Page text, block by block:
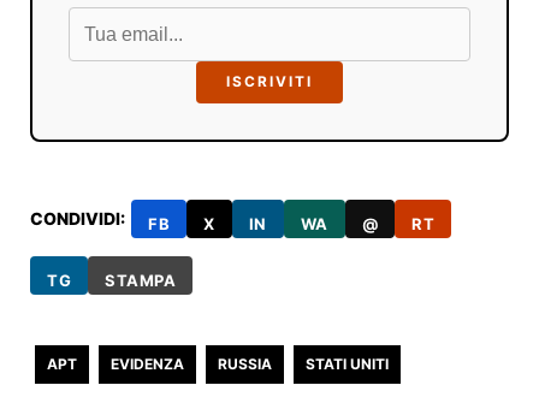
ISCRIVITI
CONDIVIDI: FB X IN WA @ RT
TG STAMPA
APT EVIDENZA RUSSIA STATI UNITI